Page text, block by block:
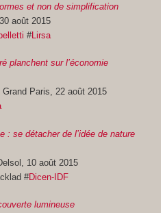
et non de simplification
août 2015
#Lirsa
planchent sur l’économie
Paris, 22 août 2015
: se détacher de l’idée de nature
10 août 2015
#Dicen-IDF
lumineuse